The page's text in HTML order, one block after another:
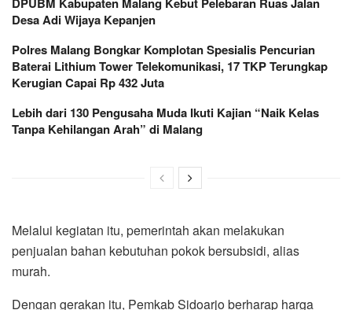
Desa Adi Wijaya Kepanjen
Polres Malang Bongkar Komplotan Spesialis Pencurian
Baterai Lithium Tower Telekomunikasi, 17 TKP Terungkap
Kerugian Capai Rp 432 Juta
Lebih dari 130 Pengusaha Muda Ikuti Kajian “Naik Kelas
Tanpa Kehilangan Arah” di Malang
Melalui kegiatan itu, pemerintah akan melakukan
penjualan bahan kebutuhan pokok bersubsidi, alias
murah.
Dengan gerakan itu, Pemkab Sidoarjo berharap harga